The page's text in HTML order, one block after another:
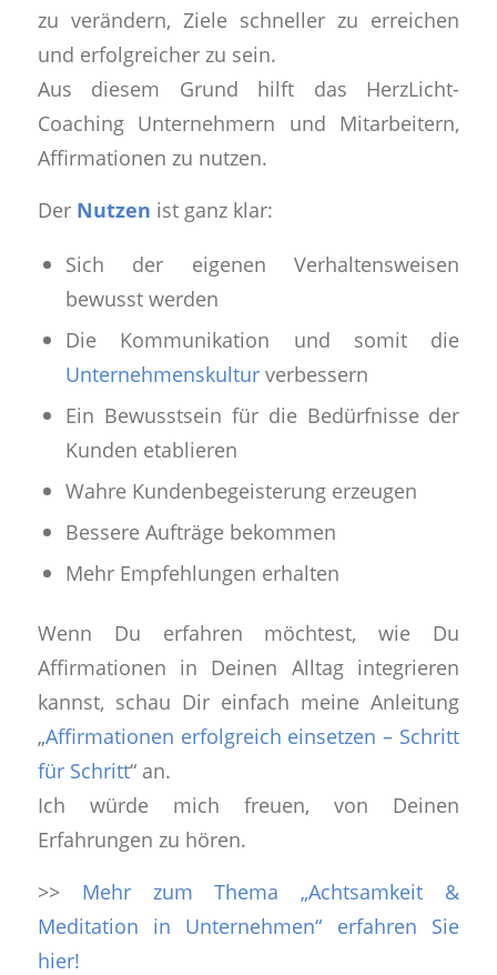
zu verändern, Ziele schneller zu erreichen
und erfolgreicher zu sein.
Aus diesem Grund hilft das HerzLicht-
Coaching Unternehmern und Mitarbeitern,
Affirmationen zu nutzen.
Der Nutzen ist ganz klar:
Sich der eigenen Verhaltensweisen
bewusst werden
Die Kommunikation und somit die
Unternehmenskulturverbessern
Ein Bewusstsein für die Bedürfnisse der
Kunden etablieren
Wahre Kundenbegeisterung erzeugen
Bessere Aufträge bekommen
Mehr Empfehlungen erhalten
Wenn Du erfahren möchtest, wie Du
Affirmationen in Deinen Alltag integrieren
kannst, schau Dir einfach meine Anleitung
„Affirmationen erfolgreich einsetzen – Schritt
für Schritt“ an.
Ich würde mich freuen, von Deinen
Erfahrungen zu hören.
>> Mehr zum Thema „Achtsamkeit &
Meditation in Unternehmen“ erfahren Sie
hier!